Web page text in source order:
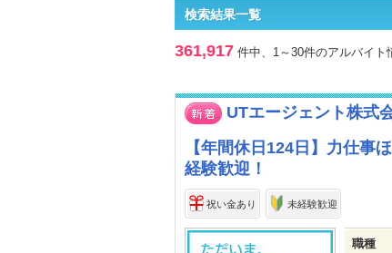
検索結果一覧
361,917 件中、1～30件のアルバイト
UTエージェント株
【年間休日124日】力仕
経験歓迎！
祝い金あり 未経験歓迎
職種